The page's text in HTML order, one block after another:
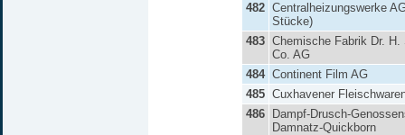
482 Centralheizungswerke
Stücke)
483 Chemische Fabrik Dr. H.
Co. AG
484 Continent Film AG
485 Cuxhavener
486
Dampf-Drusch-
Damnatz-Quickborn